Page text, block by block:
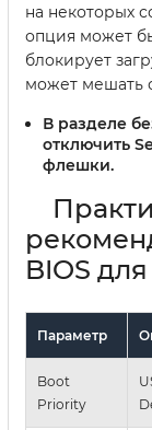
на некоторых
опция может
блокирует
может мешать
В разделе
отключить
флешки.
BIOS
Параметр
Boot
Priority